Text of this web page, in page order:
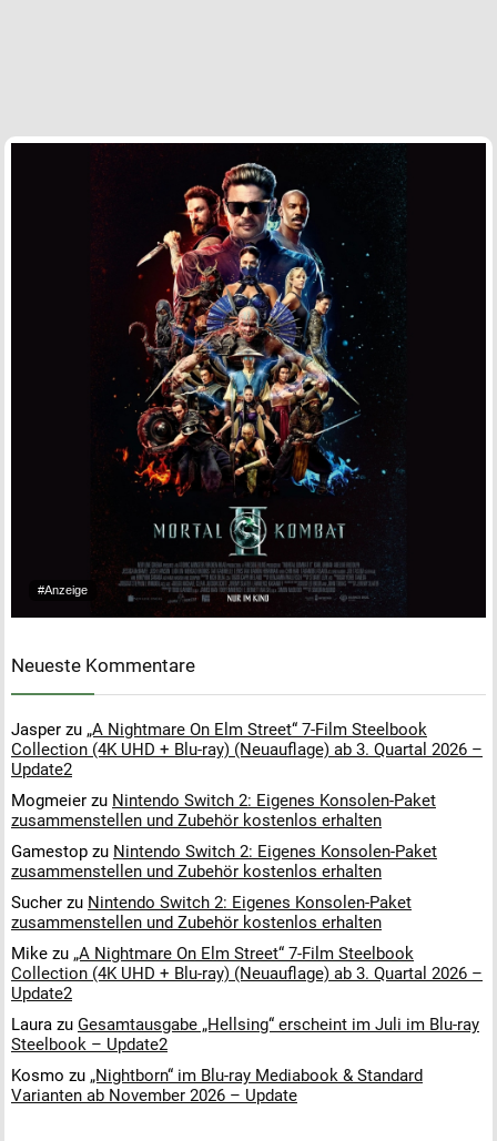
#Anzeige
Neueste Kommentare
Jasper zu „A Nightmare On Elm Street“ 7-Film Steelbook
Collection (4K UHD + Blu-ray) (Neuauflage) ab 3. Quartal 2026 –
Update2
Mogmeier zu Nintendo Switch 2: Eigenes Konsolen-Paket
zusammenstellen und Zubehör kostenlos erhalten
Gamestop zu Nintendo Switch 2: Eigenes Konsolen-Paket
zusammenstellen und Zubehör kostenlos erhalten
Sucher zu Nintendo Switch 2: Eigenes Konsolen-Paket
zusammenstellen und Zubehör kostenlos erhalten
Mike zu „A Nightmare On Elm Street“ 7-Film Steelbook
Collection (4K UHD + Blu-ray) (Neuauflage) ab 3. Quartal 2026 –
Update2
Laura zu Gesamtausgabe „Hellsing“ erscheint im Juli im Blu-ray
Steelbook – Update2
Kosmo zu „Nightborn“ im Blu-ray Mediabook & Standard
Varianten ab November 2026 – Update